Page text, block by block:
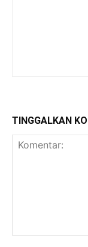
TINGGALKAN